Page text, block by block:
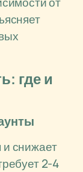
где и
и снижает
2-4